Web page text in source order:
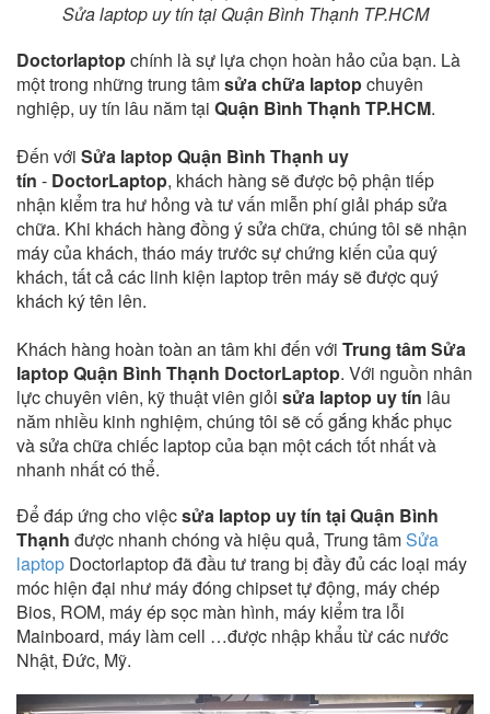
Sửa laptop uy tín tại Quận Bình Thạnh TP.HCM
Doctorlaptopchính là sự lựa chọn hoàn hảo của bạn. Là
một trong những trung tâmsửa chữa laptopchuyên
nghiệp, uy tín lâu năm tại Quận Bình Thạnh TP.HCM.
Đến với Sửa laptop Quận Bình Thạnh uy
tín - DoctorLaptop, khách hàng sẽ được bộ phận tiếp
nhận kiểm tra hư hỏng và tư vấn miễn phí giải pháp sửa
chữa. Khi khách hàng đồng ý sửa chữa, chúng tôi sẽ nhận
máy của khách, tháo máy trước sự chứng kiến của quý
khách, tất cả các linh kiện laptop trên máy sẽ được quý
khách ký tên lên.
Khách hàng hoàn toàn an tâm khi đến với Trung tâm Sửa
laptop Quận Bình Thạnh DoctorLaptop. Với nguồn nhân
lực chuyên viên, kỹ thuật viên giỏi sửa laptop uy tín lâu
năm nhiều kinh nghiệm, chúng tôi sẽ cố gắng khắc phục
và sửa chữa chiếc laptop của bạn một cách tốt nhất và
nhanh nhất có thể.
Để đáp ứng cho việcsửa laptop uy tín tại Quận Bình
Thạnh được nhanh chóng và hiệu quả, Trung tâmSửa
laptop Doctorlaptop đã đầu tư trang bị đầy đủ các loại máy
móc hiện đại như máy đóng chipset tự động, máy chép
Bios, ROM, máy ép sọc màn hình, máy kiểm tra lỗi
Mainboard, máy làm cell …được nhập khẩu từ các nước
Nhật, Đức, Mỹ.